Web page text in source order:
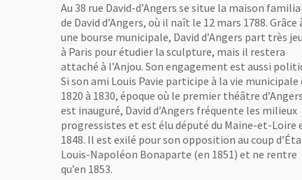
Au 38 rue David-d’Angers se situe la maison
de David d’Angers, où il naît le 12 mars 1788. Grâce
une bourse municipale, David d’Angers part très
à Paris pour étudier la sculpture, mais il restera
attaché à l’Anjou. Son engagement est aussi
Si son ami Louis Pavie participe à la vie municipale
1820 à 1830, époque où le premier théâtre d’Angers
est inauguré, David d’Angers fréquente les milieux
progressistes et est élu député du Maine-et-Loire
1848. Il est exilé pour son opposition au coup
Louis-Napoléon Bonaparte (en 1851) et ne rentre
qu’en 1853.